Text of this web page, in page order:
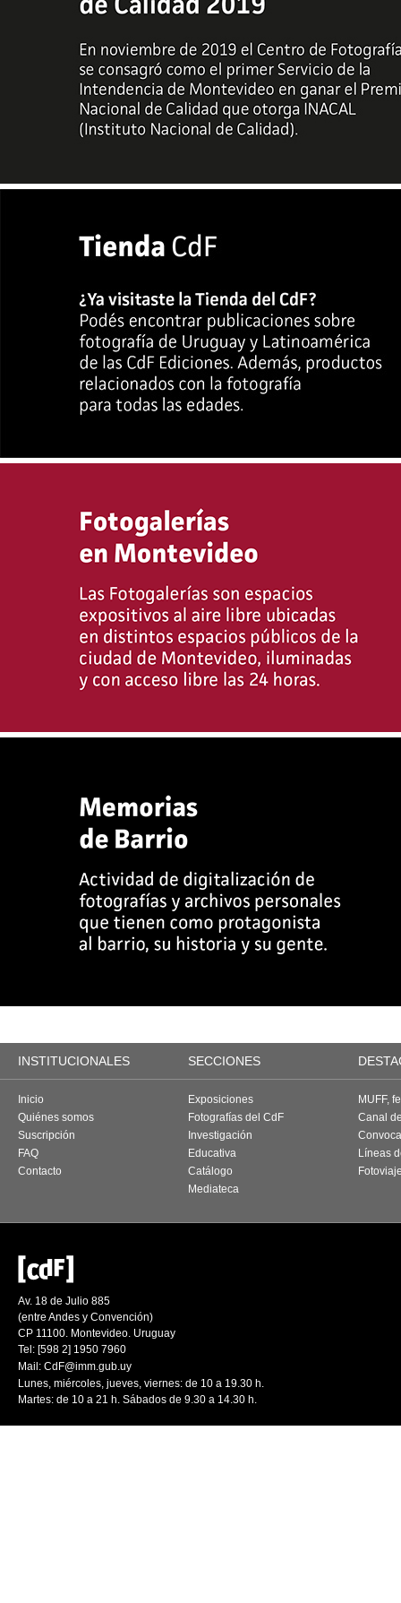
INSTITUCIONALES SECCIONES
Inicio
Quiénes somos
Suscripción
FAQ
Contacto
Exposiciones
Fotografías del CdF
Investigación
Educativa
Catálogo
Mediateca
MUFF,
Canal
Líneas
Av. 18 de Julio 885
(entre Andes y Convención)
CP 11100. Montevideo. Uruguay
Tel: [598 2] 1950 7960
Mail: CdF@imm.gub.uy
Lunes, miércoles, jueves, viernes: de 10 a 19.30 h.
Martes: de 10 a 21 h. Sábados de 9.30 a 14.30 h.